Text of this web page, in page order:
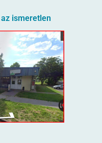
ismeretlen